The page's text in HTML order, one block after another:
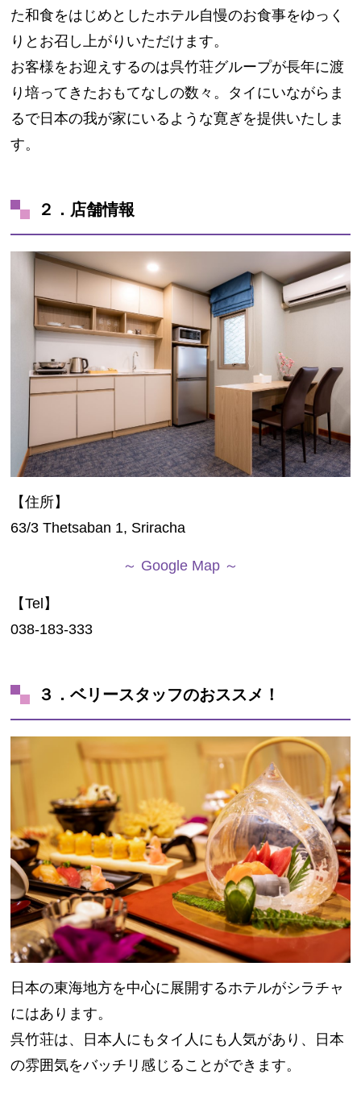
た和食をはじめとしたホテル自慢のお食事をゆっく
りとお召し上がりいただけます。
お客様をお迎えするのは呉竹荘グループが長年に渡
り培ってきたおもてなしの数々。タイにいながらま
るで日本の我が家にいるような寛ぎを提供いたしま
す。
２．店舗情報
【住所】
63/3 Thetsaban 1, Sriracha
～ Google Map ～
【Tel】
038-183-333
３．ベリースタッフのおススメ！
日本の東海地方を中心に展開するホテルがシラチャ
にはあります。
呉竹荘は、日本人にもタイ人にも人気があり、日本
の雰囲気をバッチリ感じることができます。